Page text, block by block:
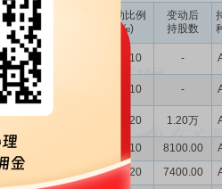
动金额
(万)
变动比例
(‰)
变动后
持股数
0.0010 -
0.0010 -
0.0020 1.20万
0.16 0.0010 8100.00
竞价交易 0.0020 7400.00